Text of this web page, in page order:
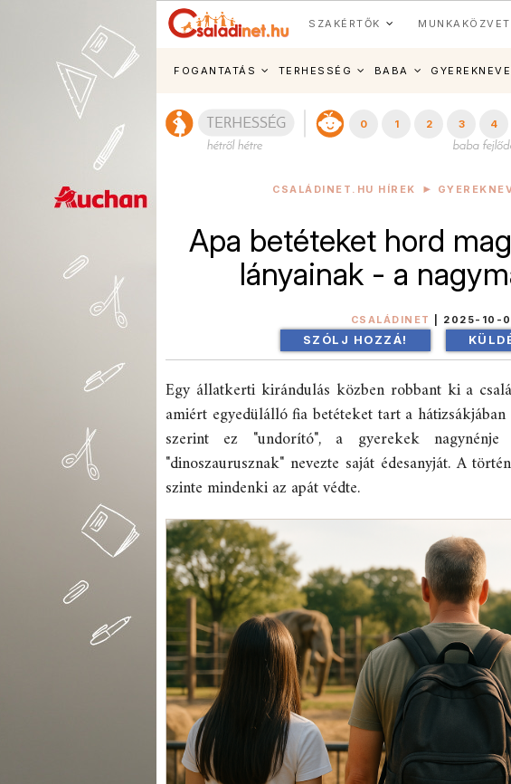
SZAKÉRTŐK
FOGANTATÁS TERHESSÉG BABA
0 1 2 3 4
CSALÁDINET.HU HÍREK
Apa betéteket hord
lányainak - a
CSALÁDINET 2025-10-
SZÓLJ HOZZÁ!
Egy állatkerti kirándulás közben robbant ki a
amiért egyedülálló fia betéteket tart a
szerint ez "undorító", a gyerekek
"dinoszaurusznak" nevezte saját édesanyját. A
szinte mindenki az apát védte.